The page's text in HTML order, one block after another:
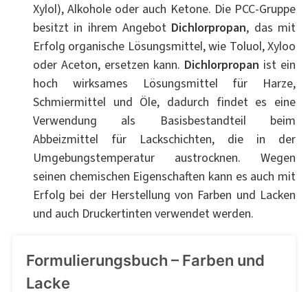
Xylol), Alkohole oder auch Ketone. Die PCC-Gruppe
besitzt in ihrem Angebot Dichlorpropan, das mit
Erfolg organische Lösungsmittel, wie Toluol, Xyloo
oder Aceton, ersetzen kann. Dichlorpropan ist ein
hoch wirksames Lösungsmittel für Harze,
Schmiermittel und Öle, dadurch findet es eine
Verwendung als Basisbestandteil beim
Abbeizmittel für Lackschichten, die in der
Umgebungstemperatur austrocknen. Wegen
seinen chemischen Eigenschaften kann es auch mit
Erfolg bei der Herstellung von Farben und Lacken
und auch Druckertinten verwendet werden.
Formulierungsbuch – Farben und
Lacke